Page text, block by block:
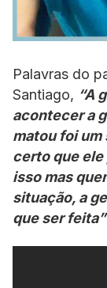
Palavras do
Santiago, “A
acontecer a
matou foi um
certo que
isso mas
situação, a
que ser